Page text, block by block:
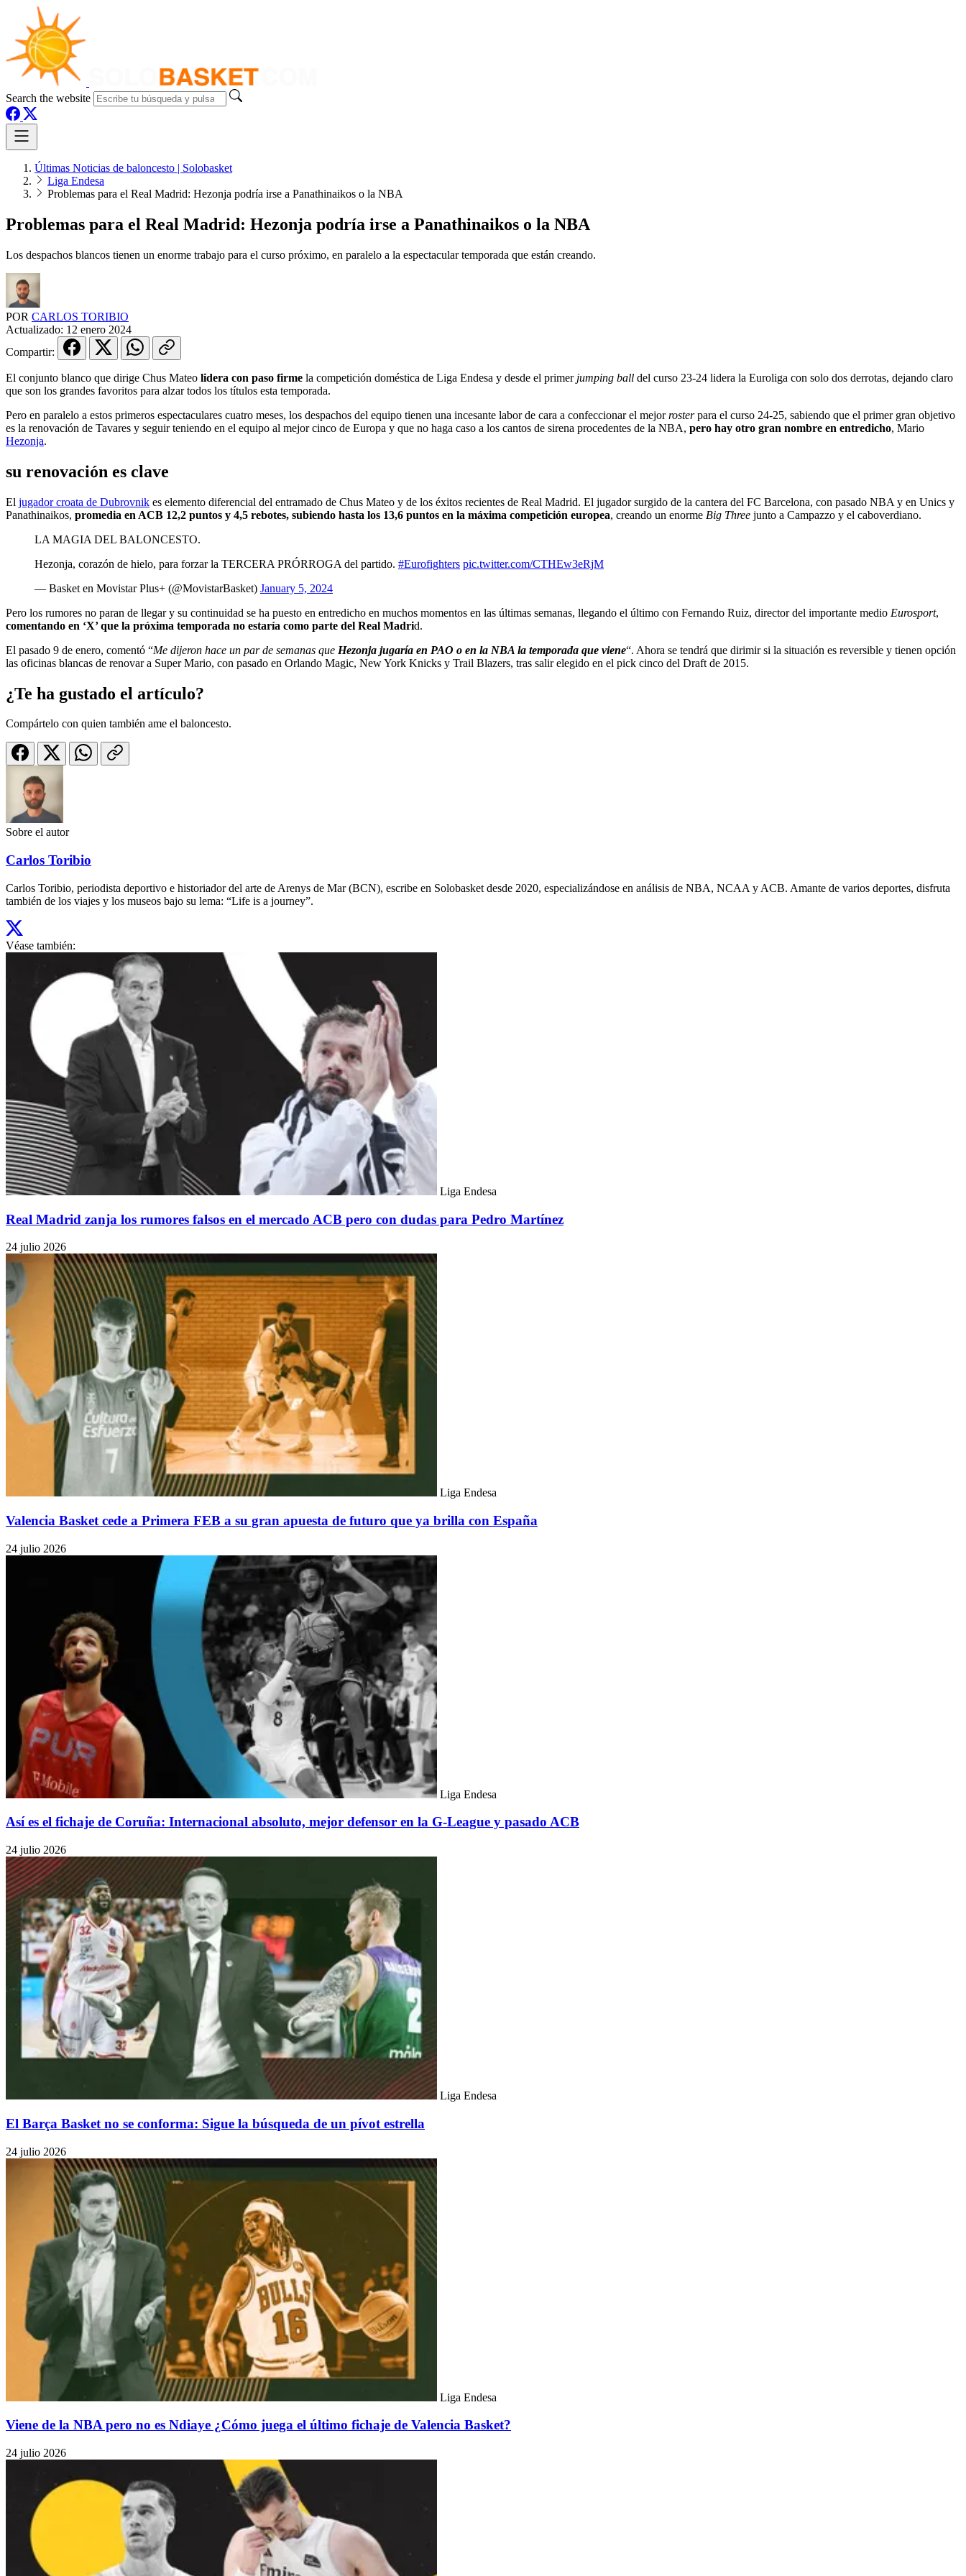
Search the website
Últimas Noticias de baloncesto | Solobasket
Liga Endesa
Problemas para el Real Madrid: Hezonja podría irse a Panathinaikos o la NBA
Problemas para el Real Madrid: Hezonja podría irse a Panathinaikos o la NBA
Los despachos blancos tienen un enorme trabajo para el curso próximo, en paralelo a la espectacular temporada que están creando.
POR CARLOS TORIBIO
Actualizado: 12 enero 2024
Compartir:
El conjunto blanco que dirige Chus Mateo lidera con paso firme la competición doméstica de Liga Endesa y desde el primer jumping ball del curso 23-24 lidera la Euroliga con solo dos derrotas, dejando claro
que son los grandes favoritos para alzar todos los títulos esta temporada.
Pero en paralelo a estos primeros espectaculares cuatro meses, los despachos del equipo tienen una incesante labor de cara a confeccionar el mejorrosterpara el curso 24-25, sabiendo que el primer gran objetivo
es la renovación de Tavares y seguir teniendo en el equipo al mejor cinco de Europa y que no haga caso a los cantos de sirena procedentes de la NBA, pero hay otro gran nombre en entredicho, Mario
Hezonja.
su renovación es clave
El jugador croata de Dubrovnik es elemento diferencial del entramado de Chus Mateo y de los éxitos recientes de Real Madrid. El jugador surgido de la cantera del FC Barcelona, con pasado NBA y en Unics y
Panathinaikos, promedia en ACB 12,2 puntos y 4,5 rebotes, subiendo hasta los 13,6 puntos en la máxima competición europea, creando un enorme Big Three junto a Campazzo y el caboverdiano.
LA MAGIA DEL BALONCESTO.
Hezonja, corazón de hielo, para forzar la TERCERA PRÓRROGA del partido. #Eurofighters pic.twitter.com/CTHEw3eRjM
— Basket en Movistar Plus+ (@MovistarBasket) January 5, 2024
Pero los rumores no paran de llegar y su continuidad se ha puesto en entredicho en muchos momentos en las últimas semanas, llegando el último con Fernando Ruiz, director del importante medio Eurosport,
comentando en ‘X’ que la próxima temporada no estaría como parte del Real Madrid.
El pasado 9 de enero, comentó “Me dijeron hace un par de semanas que Hezonja jugaría en PAO o en la NBA la temporada que viene“. Ahora se tendrá que dirimir si la situación es reversible y tienen opción
las oficinas blancas de renovar a Super Mario, con pasado en Orlando Magic, New York Knicks y Trail Blazers, tras salir elegido en el pick cinco del Draft de 2015.
¿Te ha gustado el artículo?
Compártelo con quien también ame el baloncesto.
Sobre el autor
Carlos Toribio
Carlos Toribio, periodista deportivo e historiador del arte de Arenys de Mar (BCN), escribe en Solobasket desde 2020, especializándose en análisis de NBA, NCAA y ACB. Amante de varios deportes, disfruta
también de los viajes y los museos bajo su lema: “Life is a journey”.
Véase también:
Liga Endesa
Real Madrid zanja los rumores falsos en el mercado ACB pero con dudas para Pedro Martínez
24 julio 2026
Liga Endesa
Valencia Basket cede a Primera FEB a su gran apuesta de futuro que ya brilla con España
24 julio 2026
Liga Endesa
Así es el fichaje de Coruña: Internacional absoluto, mejor defensor en la G-League y pasado ACB
24 julio 2026
Liga Endesa
El Barça Basket no se conforma: Sigue la búsqueda de un pívot estrella
24 julio 2026
Liga Endesa
Viene de la NBA pero no es Ndiaye ¿Cómo juega el último fichaje de Valencia Basket?
24 julio 2026